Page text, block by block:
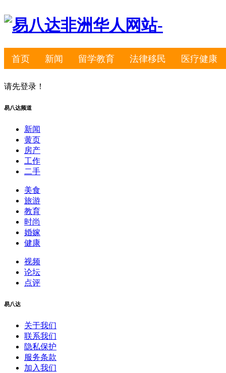
首页 新闻 留学教育 法律移民 医疗健康
请先登录！
易八达频道
新闻
黄页
房产
工作
二手
美食
旅游
教育
时尚
婚嫁
健康
视频
论坛
点评
易八达
关于我们
联系我们
隐私保护
服务条款
加入我们